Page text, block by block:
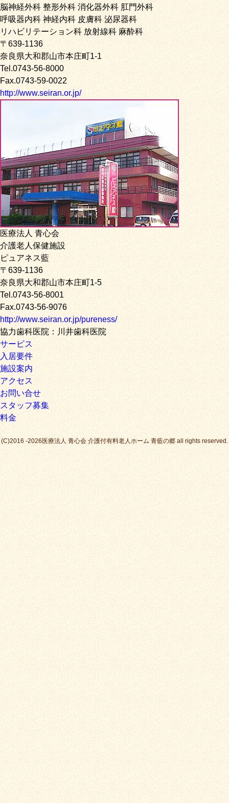
脳神経外科 整形外科 消化器外科 肛門外科
呼吸器内科 神経内科 皮膚科 泌尿器科
リハビリテーション科 放射線科 麻酔科
〒639-1136
奈良県大和郡山市本庄町1-1
Tel.0743-56-8000
Fax.0743-59-0022
http://www.seiran.or.jp/
医療法人 青心会
介護老人保健施設
ピュアネス藍
〒639-1136
奈良県大和郡山市本庄町1-5
Tel.0743-56-8001
Fax.0743-56-9076
http://www.seiran.or.jp/pureness/
協力歯科医院：川井歯科医院
サービス
入居要件
施設案内
アクセス
お問い合せ
スタッフ募集
料金
(C)2016 -2026医療法人 青心会 介護付有料老人ホーム 青藍の郷 all rights reserved.